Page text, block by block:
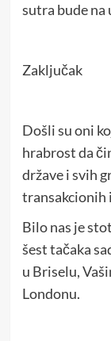
sutra bude na
Zaključak
Došli su oni
hrabrost da
države i svih
transakcionih
Bilo nas je
šest tačaka
u Briselu,
Londonu.